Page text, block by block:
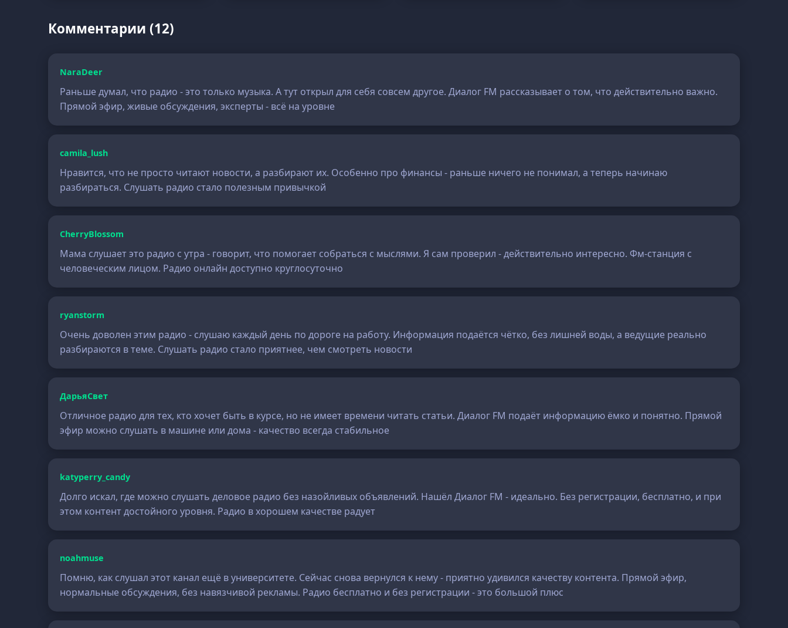
Комментарии (12)
NaraDeer
Раньше думал, что радио - это только музыка. А тут открыл для себя совсем другое. Диалог FM рассказывает о том, что действительно важно.
Прямой эфир, живые обсуждения, эксперты - всё на уровне
camila_lush
Нравится, что не просто читают новости, а разбирают их. Особенно про финансы - раньше ничего не понимал, а теперь начинаю
разбираться. Слушать радио стало полезным привычкой
CherryBlossom
Мама слушает это радио с утра - говорит, что помогает собраться с мыслями. Я сам проверил - действительно интересно. Фм-станция с
человеческим лицом. Радио онлайн доступно круглосуточно
ryanstorm
Очень доволен этим радио - слушаю каждый день по дороге на работу. Информация подаётся чётко, без лишней воды, а ведущие реально
разбираются в теме. Слушать радио стало приятнее, чем смотреть новости
ДарьяСвет
Отличное радио для тех, кто хочет быть в курсе, но не имеет времени читать статьи. Диалог FM подаёт информацию ёмко и понятно. Прямой
эфир можно слушать в машине или дома - качество всегда стабильное
katyperry_candy
Долго искал, где можно слушать деловое радио без назойливых объявлений. Нашёл Диалог FM - идеально. Без регистрации, бесплатно, и при
этом контент достойного уровня. Радио в хорошем качестве радует
noahmuse
Помню, как слушал этот канал ещё в университете. Сейчас снова вернулся к нему - приятно удивился качеству контента. Прямой эфир,
нормальные обсуждения, без навязчивой рекламы. Радио бесплатно и без регистрации - это большой плюс